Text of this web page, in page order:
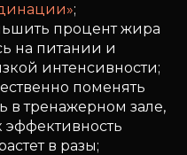
;
процент жира
на питании и
интенсивности;
поменять
в тренажерном зале,
эффективность
в разы;